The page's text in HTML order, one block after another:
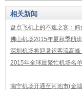
相关新闻
盘点飞机上的不速之客：鳄
佛山机场2015年夏秋季航
深圳机场将迎暑运客流高
2015年全球最繁忙机场名
南宁机场开通至河池市(金